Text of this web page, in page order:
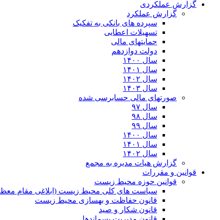
گزارش عملکردی
گزارش عملکرد
سپرده های بانکی به تفکیک
تسهیلات اعطایی
حمایتهای مالی
دولت دوازدهم
سال ۱۴۰۰
سال ۱۴۰۱
سال ۱۴۰۲
سال ۱۴۰۳
صورتهای مالی حسابرسی شده
سال ۹۷
سال ۹۸
سال ۹۹
سال ۱۴۰۰
سال ۱۴۰۱
سال ۱۴۰۲
گزارش هیات مدیره به مجمع
قوانین و مقررات
قوانین حوزه محیط زیست
ﺳﯿﺎﺳﺖ ﻫﺎی ﮐﻠﯽ ﻣﺤﯿﻂ زﯾﺴﺖ (ابلاغی مقام
قانون حفاظت و بهسازی محیط زیست
قانون شکار و صید